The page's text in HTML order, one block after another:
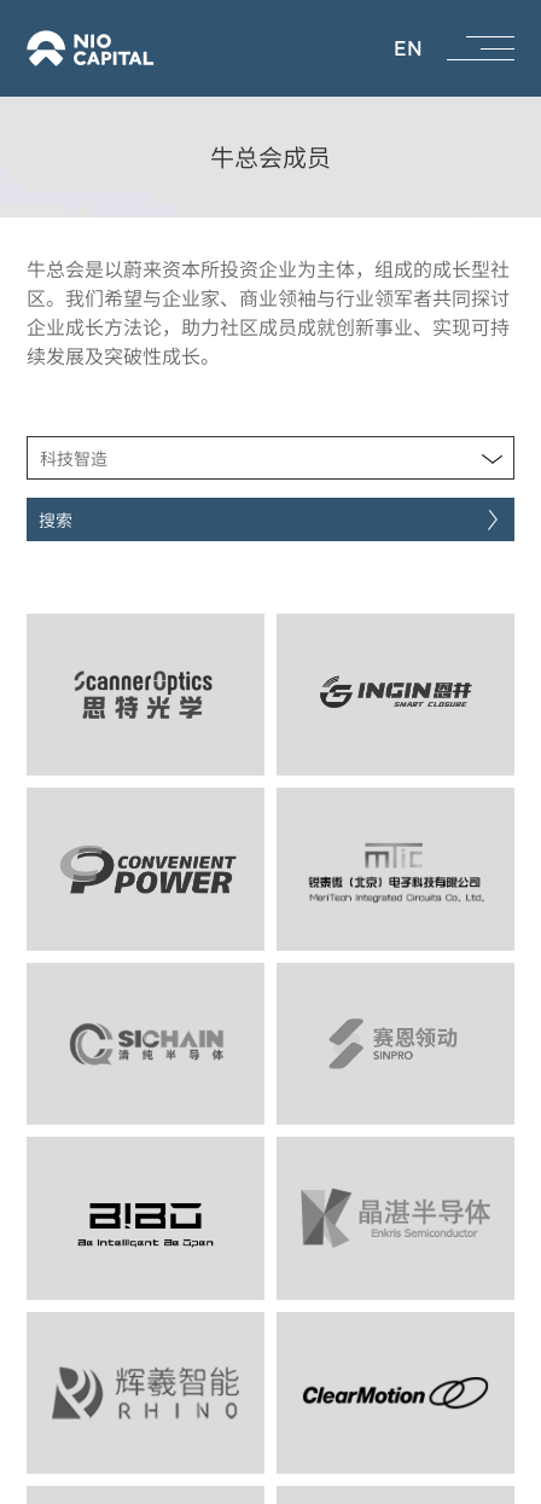
EN
牛总会成员
牛总会是以蔚来资本所投资企业为主体，组成的成长型社
区。我们希望与企业家、商业领袖与行业领军者共同探讨
企业成长方法论，助力社区成员成就创新事业、实现可持
续发展及突破性成长。
科技智造